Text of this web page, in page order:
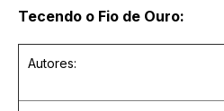
Tecendo o Fio de Ouro:
Autores: